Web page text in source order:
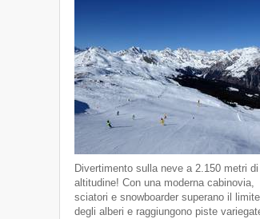
Divertimento sulla neve a 2.150 metri di
altitudine! Con una moderna cabinovia,
sciatori e snowboarder superano il limite
degli alberi e raggiungono piste